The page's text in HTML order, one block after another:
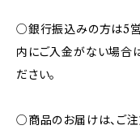
○銀行振込みの方は5営
内にご入金がない場合
ださい。
○商品のお届けは、ご